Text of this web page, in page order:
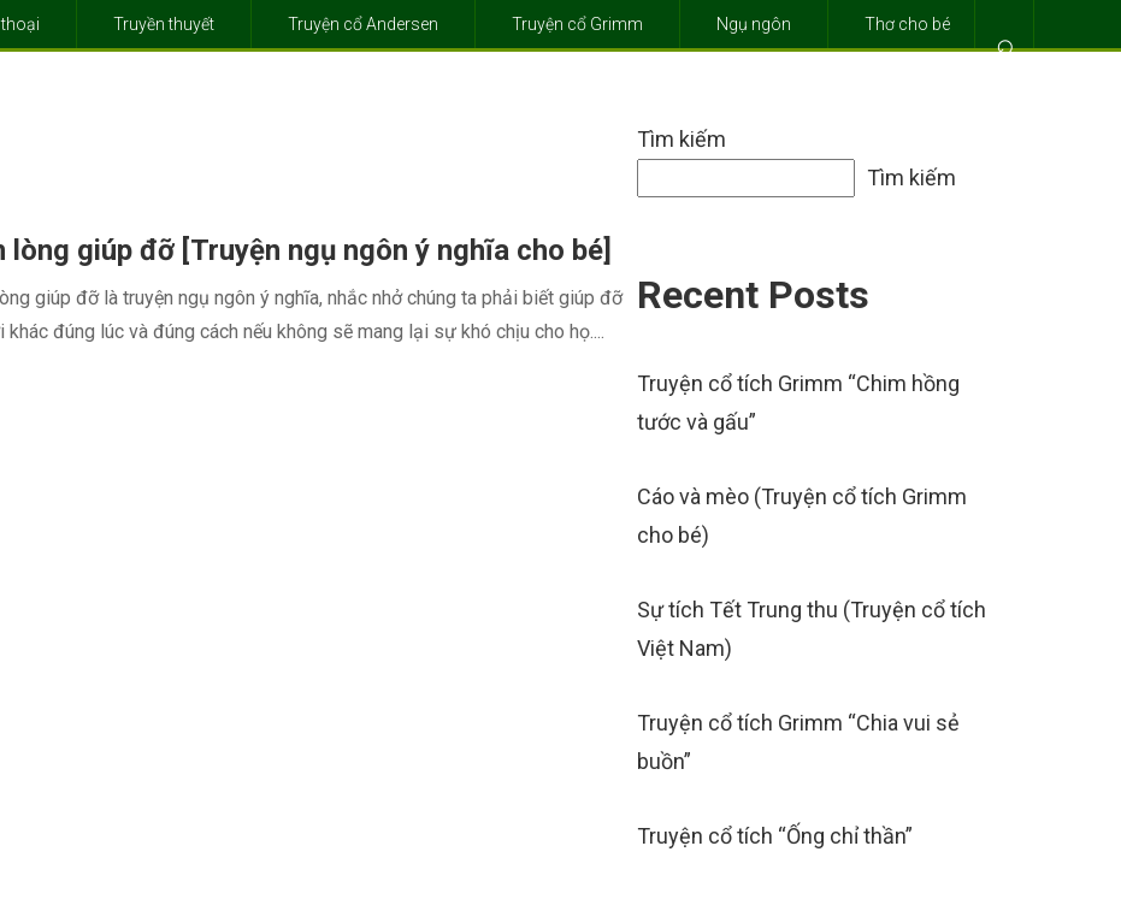
⌕
Truyền thuyết Truyện cổ Andersen Truyện cổ Grimm Ngụ ngôn Thơ cho bé
lòng giúp đỡ [Truyện ngụ ngôn ý nghĩa cho bé]
giúp đỡ là truyện ngụ ngôn ý nghĩa, nhắc nhở chúng ta phải biết giúp đỡ
khác đúng lúc và đúng cách nếu không sẽ mang lại sự khó chịu cho họ....
Tìm kiếm
Tìm kiếm
Recent Posts
Truyện cổ tích Grimm “Chim hồng
tước và gấu”
Cáo và mèo (Truyện cổ tích Grimm
cho bé)
Sự tích Tết Trung thu (Truyện cổ tích
Việt Nam)
Truyện cổ tích Grimm “Chia vui sẻ
buồn”
Truyện cổ tích “Ống chỉ thần”